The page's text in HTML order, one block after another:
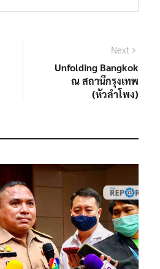
Next
Unfolding Bangkok
ณ สถานีกรุงเทพ
(หัวลำโพง)